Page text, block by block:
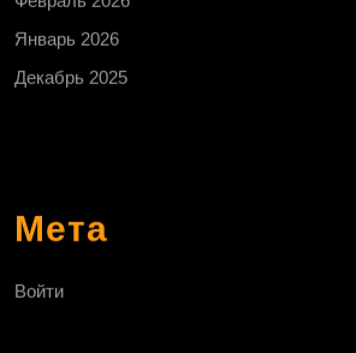
Январь 2026
Декабрь 2025
Мета
Войти